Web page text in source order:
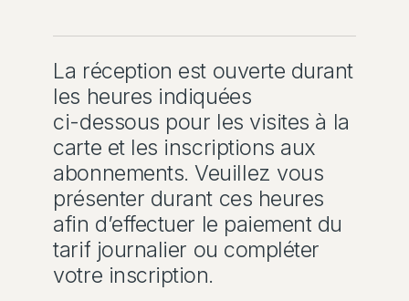
La réception est ouverte durant
les heures indiquées
ci-dessous pour les visites à la
carte et les inscriptions aux
abonnements. Veuillez vous
présenter durant ces heures
afin d’effectuer le paiement du
tarif journalier ou compléter
votre inscription.